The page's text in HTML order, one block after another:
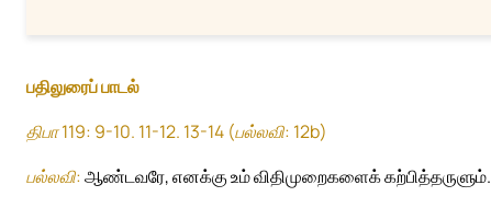
பதிலுரைப் பாடல்
திபா 119: 9-10. 11-12. 13-14 (பல்லவி: 12b)
பல்லவி:ஆண்டவரே, எனக்கு உம் விதிமுறைகளைக் கற்பித்தருளும்.